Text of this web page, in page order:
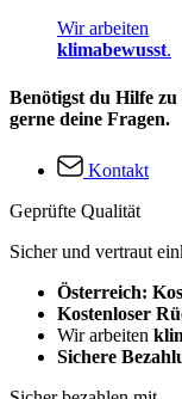
Wir arbeiten
klimabewusst.
Benötigst du Hilfe
gerne deine Fragen.
Kontakt
Geprüfte Qualität
Sicher und vertraut
Österreich:
Kostenloser
Wir arbeiten
Sichere